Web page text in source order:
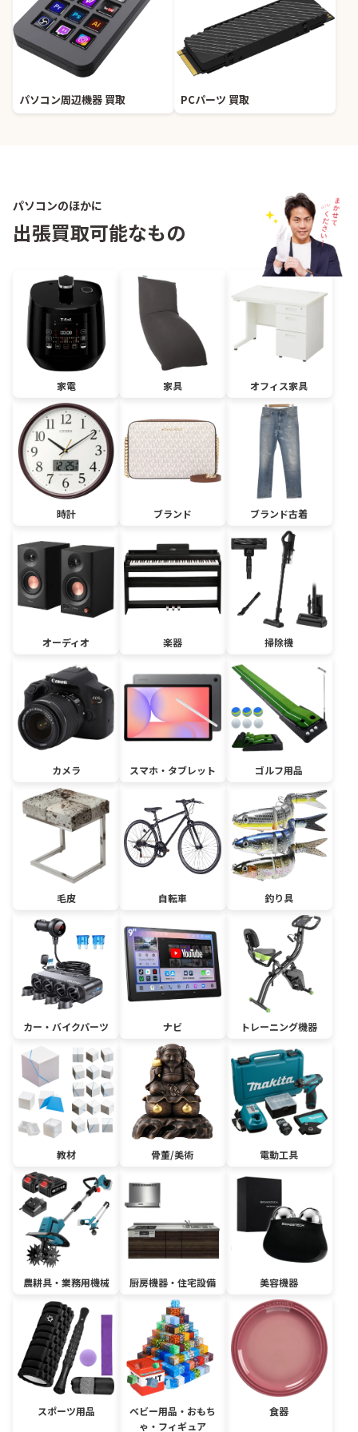
パソコン周辺機器 買取 PCパーツ 買取
パソコンのほかに
出張買取可能なもの
家電 家具 オフィス家具
時計 ブランド ブランド古着
オーディオ 楽器 掃除機
カメラ スマホ・タブレット ゴルフ用品
毛皮 自転車 釣り具
カー・バイクパーツ ナビ トレーニング機器
教材 骨董/美術 電動工具
農耕具・業務用機械 厨房機器・住宅設備 美容機器
スポーツ用品
ベビー用品・おもち
ゃ・フィギュア
食器